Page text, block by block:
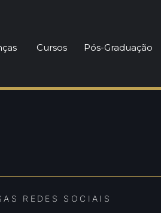
Cursos Pós-Graduação
REDES SOCIAIS